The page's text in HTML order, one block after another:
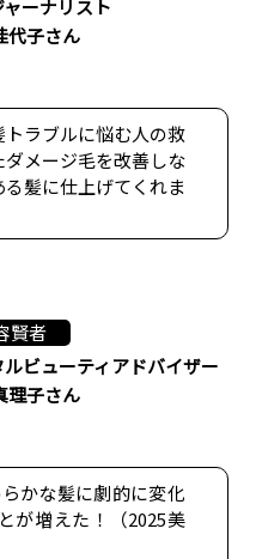
ーナリスト
代子さん
ラブルに悩む人の救
メージ毛を改善しな
髪に仕上げてくれま
賢者
ルビューティアドバイザー
理子さん
かな髪に劇的に変化
が増えた！（2025美